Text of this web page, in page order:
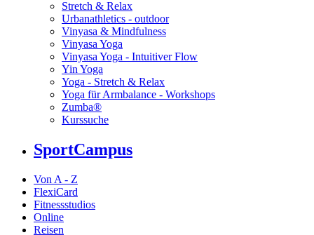
Stretch & Relax
Urbanathletics - outdoor
Vinyasa & Mindfulness
Vinyasa Yoga
Vinyasa Yoga - Intuitiver Flow
Yin Yoga
Yoga - Stretch & Relax
Yoga für Armbalance - Workshops
Zumba®
Kurssuche
SportCampus
Von A - Z
FlexiCard
Fitnessstudios
Online
Reisen